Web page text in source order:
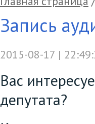
Запись
2015-08-17 |
Вас
депутата?